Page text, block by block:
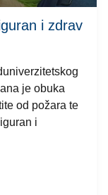
i zdrav
je obuka
od požara te
i